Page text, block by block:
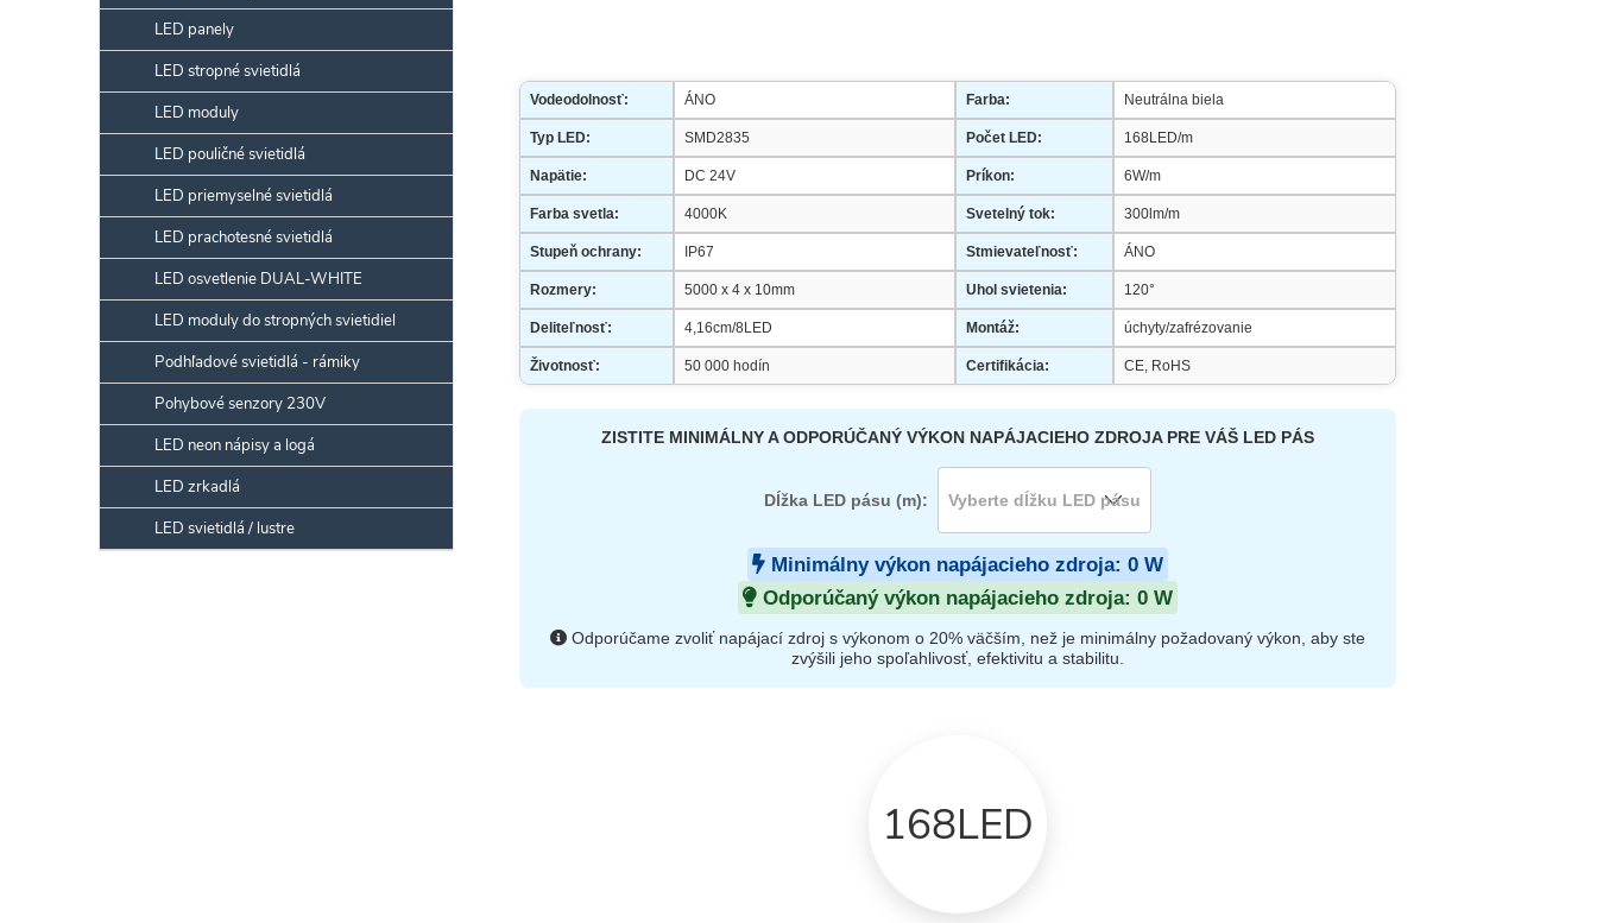
LED panely
LED stropné svietidlá
LED moduly
LED pouličné svietidlá
LED priemyselné svietidlá
LED prachotesné svietidlá
LED osvetlenie DUAL-WHITE
LED moduly do stropných svietidiel
Podhľadové svietidlá - rámiky
Pohybové senzory 230V
LED neon nápisy a logá
LED zrkadlá
LED svietidlá / lustre
Vodeodolnosť: ÁNO Farba: Neutrálna biela
Typ LED: SMD2835 Počet LED: 168LED/m
Napätie: DC 24V Príkon: 6W/m
Farba svetla: 4000K Svetelný tok: 300lm/m
Stupeň ochrany: IP67 Stmievateľnosť: ÁNO
Rozmery: 5000 x 4 x 10mm Uhol svietenia: 120°
Deliteľnosť: 4,16cm/8LED Montáž: úchyty/zafrézovanie
Životnosť: 50 000 hodín Certifikácia: CE, RoHS
ZISTITE MINIMÁLNY A ODPORÚČANÝ VÝKON NAPÁJACIEHO ZDROJA PRE VÁŠ LED PÁS
Dĺžka LED pásu (m):
Minimálny výkon napájacieho zdroja: 0 W
Odporúčaný výkon napájacieho zdroja: 0 W
Odporúčame zvoliť napájací zdroj s výkonom o 20% väčším, než je minimálny požadovaný výkon, aby ste
zvýšili jeho spoľahlivosť, efektivitu a stabilitu.
168LED